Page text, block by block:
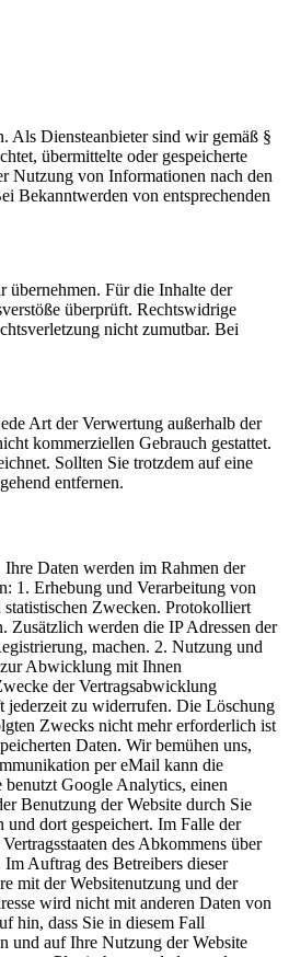
Als Diensteanbieter sind wir gemäß §
übermittelte oder gespeicherte
Nutzung von Informationen nach den
Bekanntwerden von entsprechenden
übernehmen. Für die Inhalte der
überprüft. Rechtswidrige
nicht zumutbar. Bei
Art der Verwertung außerhalb der
kommerziellen Gebrauch gestattet.
Sollten Sie trotzdem auf eine
entfernen.
Daten werden im Rahmen der
1. Erhebung und Verarbeitung von
Zwecken. Protokolliert
Zusätzlich werden die IP Adressen der
machen. 2. Nutzung und
zur Abwicklung mit Ihnen
der Vertragsabwicklung
jederzeit zu widerrufen. Die Löschung
Zwecks nicht mehr erforderlich ist
Daten. Wir bemühen uns,
per eMail kann die
Google Analytics, einen
Benutzung der Website durch Sie
dort gespeichert. Im Falle der
des Abkommens über
Auftrag des Betreibers dieser
mit der Websitenutzung und der
wird nicht mit anderen Daten von
hin, dass Sie in diesem Fall
und auf Ihre Nutzung der Website